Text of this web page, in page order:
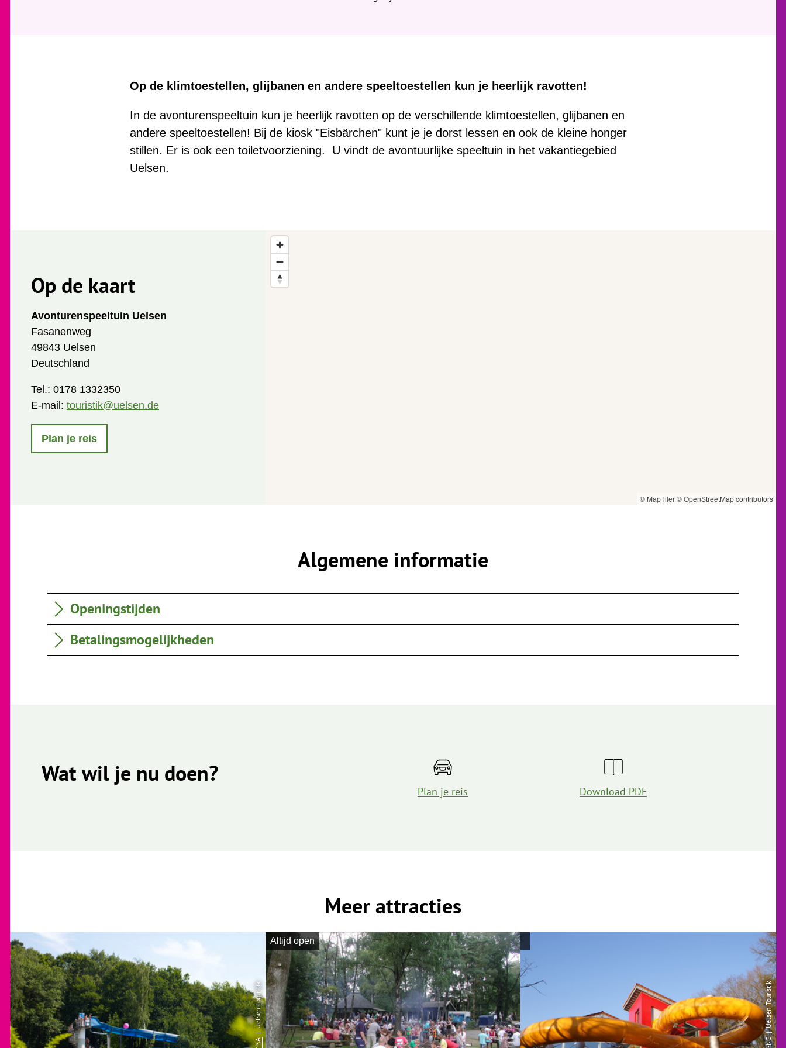
Op de klimtoestellen, glijbanen en andere speeltoestellen kun je heerlijk ravotten!
In de avonturenspeeltuin kun je heerlijk ravotten op de verschillende klimtoestellen, glijbanen en
andere speeltoestellen! Bij de kiosk "Eisbärchen" kunt je je dorst lessen en ook de kleine honger
stillen. Er is ook een toiletvoorziening. U vindt de avontuurlijke speeltuin in het vakantiegebied
Uelsen.
Op de kaart
Avonturenspeeltuin Uelsen
Fasanenweg
49843 Uelsen
Deutschland
Tel.: 0178 1332350
E-mail: touristik@uelsen.de
Plan je reis
© MapTiler© OpenStreetMap contributors
Algemene informatie
Openingstijden
Betalingsmogelijkheden
Wat wil je nu doen?
Plan je reis Download PDF
Meer attracties
| Uelsen Touristik
Altijd open
| Uelsen Touristik